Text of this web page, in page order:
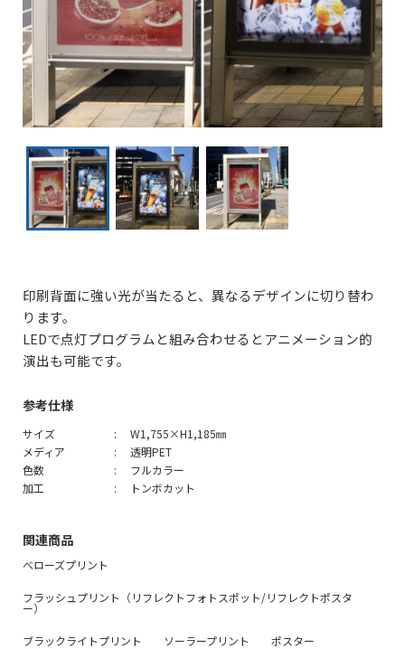
印刷背面に強い光が当たると、異なるデザインに切り替わ
ります。
LEDで点灯プログラムと組み合わせるとアニメーション的
演出も可能です。
参考仕様
サイズ
W1,755×H1,185㎜
メディア
透明PET
色数
フルカラー
加工
トンボカット
関連商品
べローズプリント
フラッシュプリント（リフレクトフォトスポット/リフレクトポスタ
ー）
ブラックライトプリント ソーラープリント ポスター